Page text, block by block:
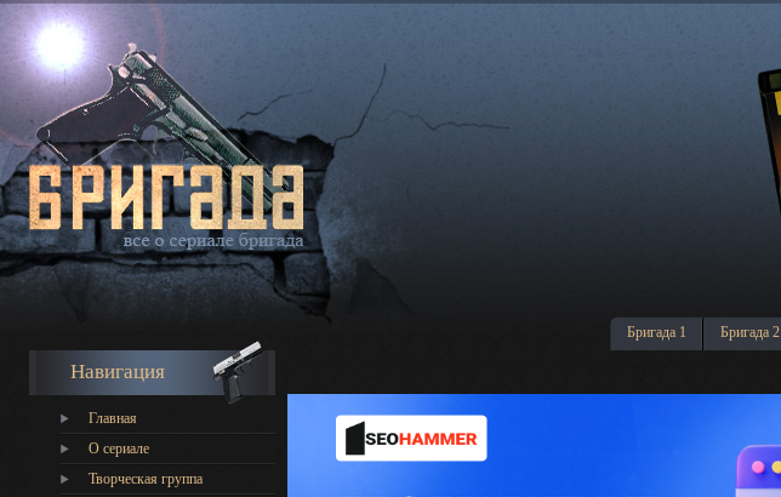
Бригада 1 Бригада 2
Навигация
Главная
О сериале
Творческая группа